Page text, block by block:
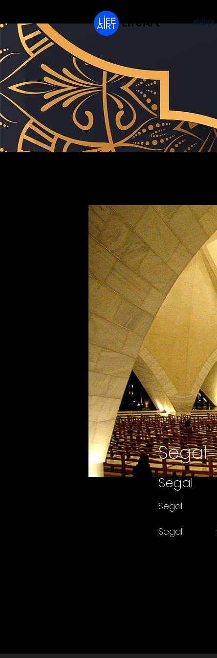
LifeArt बॉलीवुड
Segal
Segal
Segal
Segal